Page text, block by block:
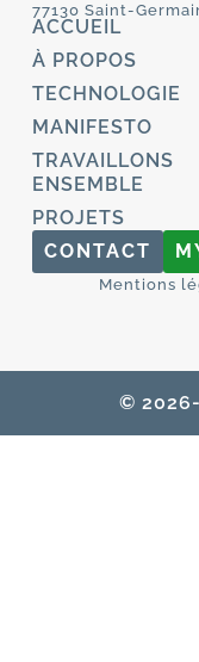
77130 Saint-
ACCUEIL
À PROPOS
TECHNOLOGIE
MANIFESTO
TRAVAILLONS
ENSEMBLE
PROJETS
CONTACT
Mentions
©